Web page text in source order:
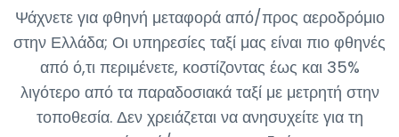
Ψάχνετε για φθηνή μεταφορά από/προς αεροδρόμιο
στην Ελλάδα; Οι υπηρεσίες ταξί μας είναι πιο φθηνές
από ό,τι περιμένετε, κοστίζοντας έως και 35%
λιγότερο από τα παραδοσιακά ταξί με μετρητή στην
τοποθεσία. Δεν χρειάζεται να ανησυχείτε για τη